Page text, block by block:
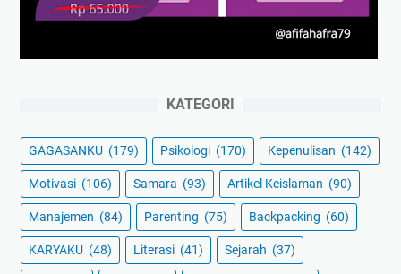
KATEGORI
GAGASANKU (179) Psikologi (170) Kepenulisan (142)
Motivasi (106) Samara (93) Artikel Keislaman (90)
Manajemen (84) Parenting (75) Backpacking (60)
KARYAKU (48) Literasi (41) Sejarah (37)